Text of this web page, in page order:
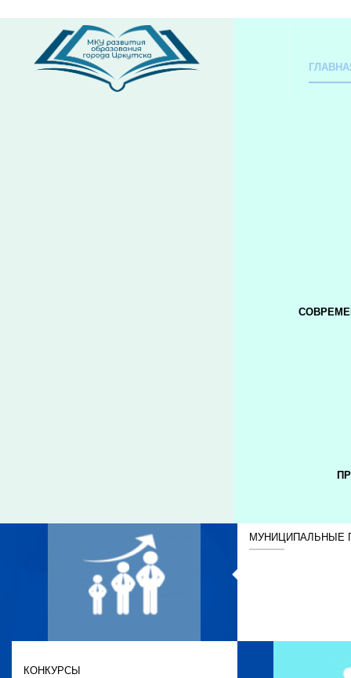
МУНИЦИПАЛЬНЫЕ
КОНКУРСЫ